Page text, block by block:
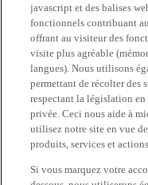
javascript et des balises
fonctionnels contribuant
offrant au visiteur des
visite plus agréable
langues). Nous utilisons
permettant de récolter des
respectant la législation
privée. Ceci nous aide à
utilisez notre site en vue
produits, services et
Si vous marquez votre